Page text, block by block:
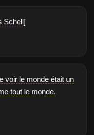
Schell]
voir le monde était un
tout le monde.